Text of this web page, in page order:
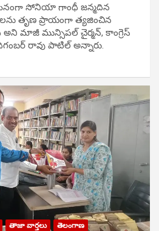
సోనియా గాంధీ జ‌న్మ‌దిన
తృణ ప్రాయంగా త్య‌జించిన
మాజీ మున్సిప‌ల్ చైర్మ‌న్, కాంగ్రెస్
రావు పాటిల్ అన్నారు.
తాజా వార్తలు తెలంగాణ